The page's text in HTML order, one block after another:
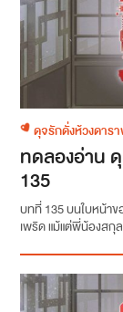
ดุจรักดั่งห้วงดาร
ทดลองอ่าน
135
บทที่ 135 บนใบหน้า
เพริด แม้แต่พี่น้องสกุ